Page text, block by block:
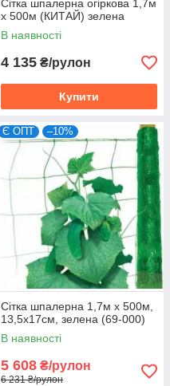
Сітка шпалерна огіркова 1,7м
х 500м (КИТАЙ) зелена
В наявності
4 135 ₴/рулон
Купити
Є ОПТ –10%
Сітка шпалерна 1,7м х 500м,
13,5х17см, зелена (69-000)
В наявності
5 608 ₴/рулон
6 231 ₴/рулон